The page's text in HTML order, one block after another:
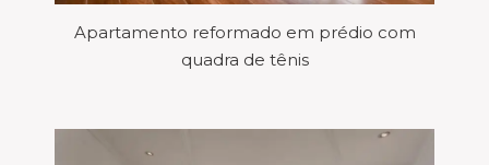
Apartamento reformado em prédio com
quadra de tênis